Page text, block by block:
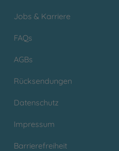
Jobs & Karriere
FAQs
AGBs
Rücksendungen
Datenschutz
Impressum
Barrierefreiheit